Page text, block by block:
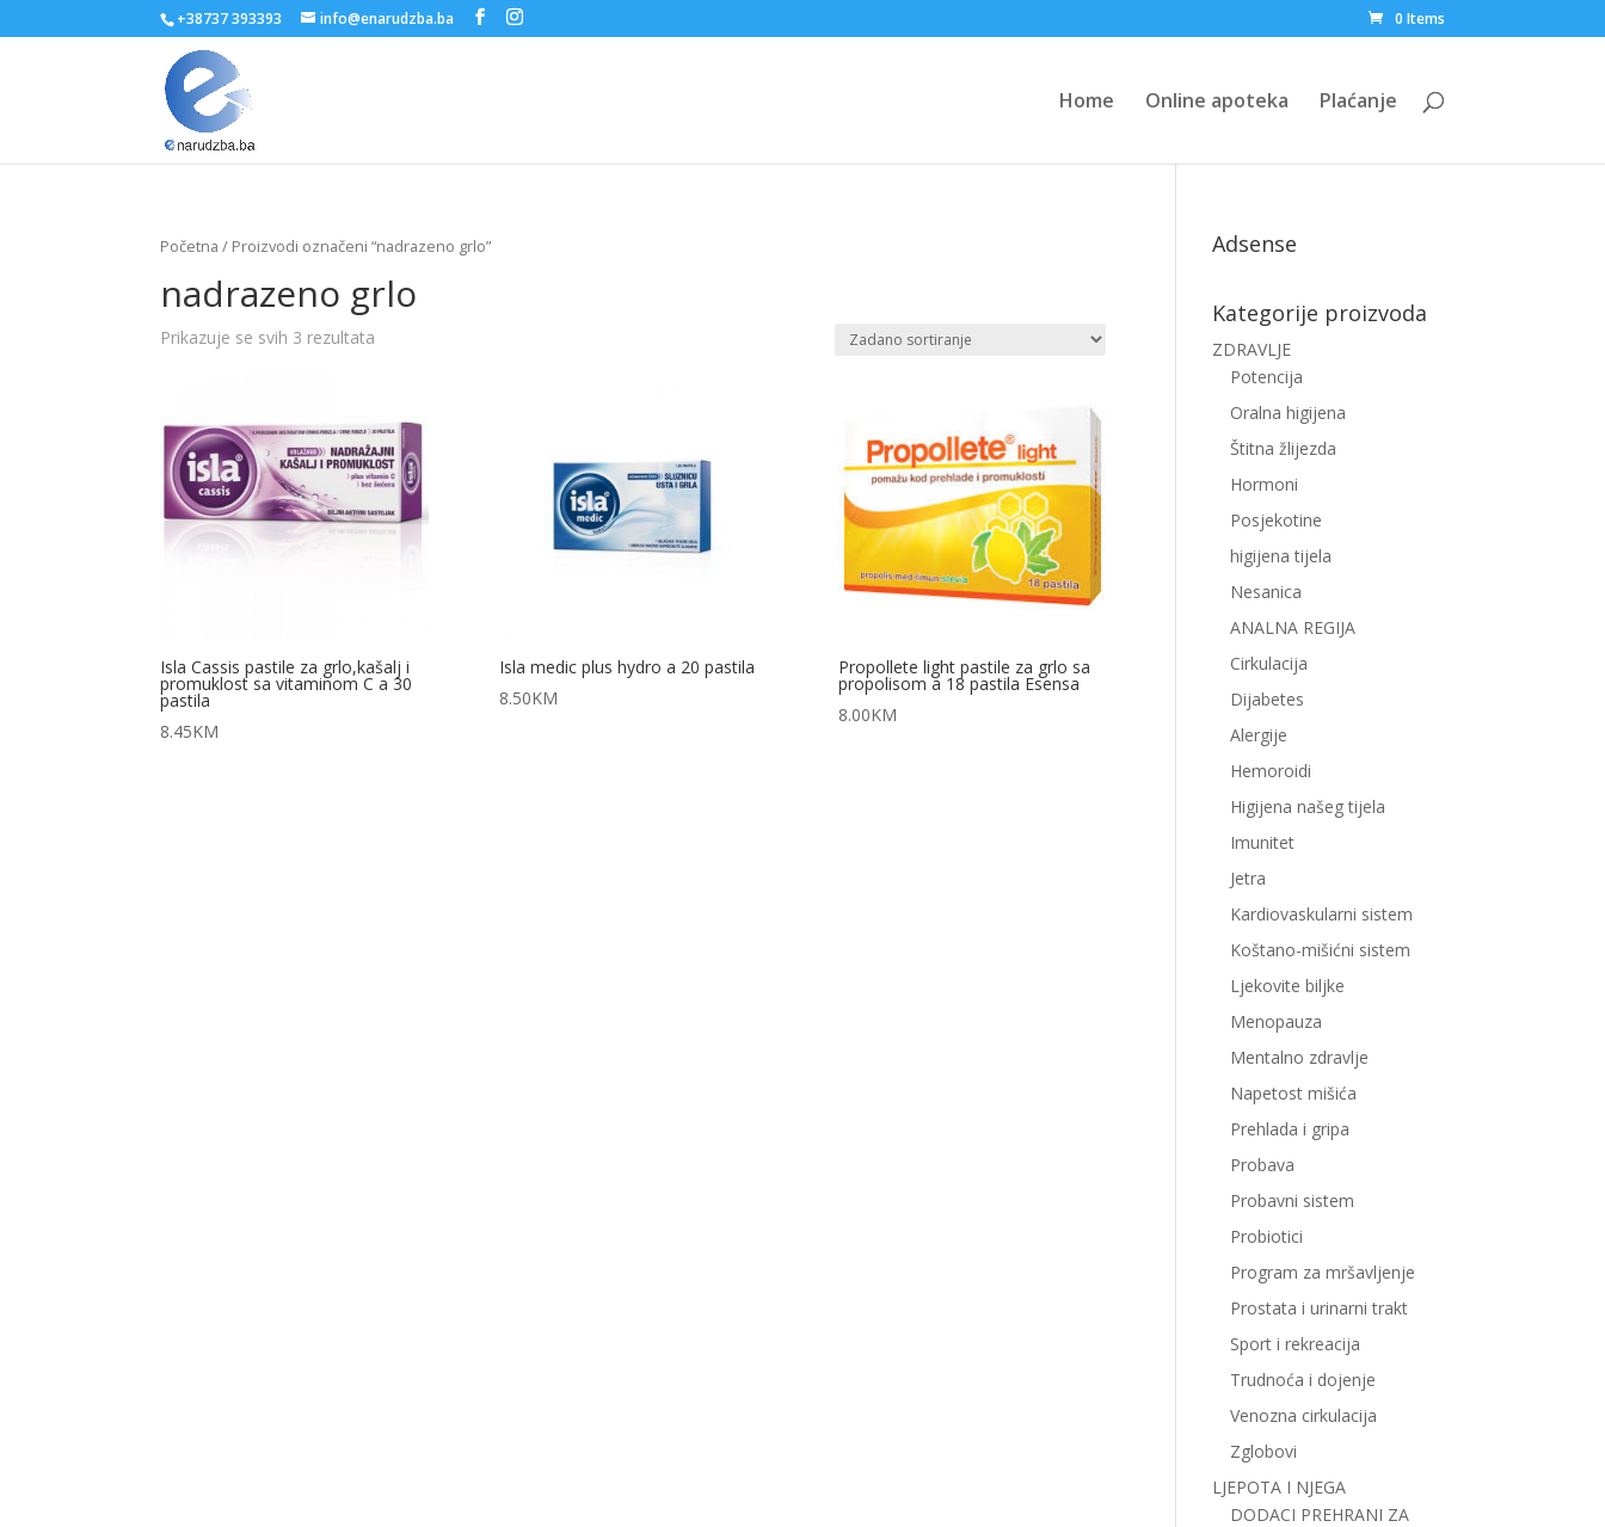
+38737 393393 info@enarudzba.ba 0 Items
Home Online apoteka Plaćanje
Početna / Proizvodi označeni “nadrazeno grlo”
nadrazeno grlo
Prikazuje se svih 3 rezultata
Isla Cassis pastile za grlo,kašalj i
promuklost sa vitaminom C a 30
pastila
8.45KM
Isla medic plus hydro a 20 pastila
8.50KM
Propollete light pastile za grlo sa
propolisom a 18 pastila Esensa
8.00KM
Adsense
Kategorije proizvoda
ZDRAVLJE
Potencija
Oralna higijena
Štitna žlijezda
Hormoni
Posjekotine
higijena tijela
Nesanica
ANALNA REGIJA
Cirkulacija
Dijabetes
Alergije
Hemoroidi
Higijena našeg tijela
Imunitet
Jetra
Kardiovaskularni sistem
Koštano-mišićni sistem
Ljekovite biljke
Menopauza
Mentalno zdravlje
Napetost mišića
Prehlada i gripa
Probava
Probavni sistem
Probiotici
Program za mršavljenje
Prostata i urinarni trakt
Sport i rekreacija
Trudnoća i dojenje
Venozna cirkulacija
Zglobovi
LJEPOTA I NJEGA
DODACI PREHRANI ZA